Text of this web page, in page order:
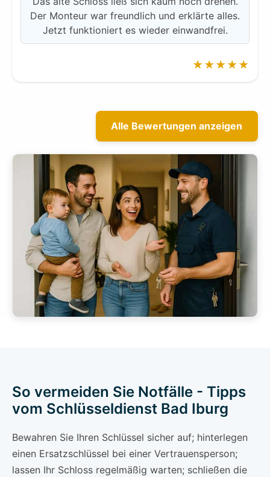
Der Monteur war freundlich und erklärte alles.
Jetzt funktioniert es wieder einwandfrei.
★★★★★
Alle Bewertungen anzeigen
So vermeiden Sie Notfälle - Tipps
vom Schlüsseldienst Bad Iburg
Bewahren Sie Ihren Schlüssel sicher auf; hinterlegen
einen Ersatzschlüssel bei einer Vertrauensperson;
lassen Ihr Schloss regelmäßig warten; schließen die